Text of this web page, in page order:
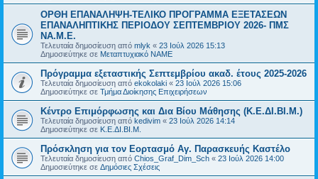
ΟΡΘΗ ΕΠΑΝΑΛΗΨΗ-ΤΕΛΙΚΟ ΠΡΟΓΡΑΜΜΑ ΕΞΕΤΑΣΕΩΝ
ΕΠΑΝΑΛΗΠΤΙΚΗΣ ΠΕΡΙΟΔΟΥ ΣΕΠΤΕΜΒΡΙΟΥ 2026- ΠΜΣ
ΝΑ.Μ.Ε.
Τελευταία δημοσίευση από mlyk « 23 Ιούλ 2026 15:13
Δημοσιεύτηκε σε Μεταπτυχιακό ΝΑΜΕ
Πρόγραμμα εξεταστικής Σεπτεμβρίου ακαδ. έτους 2025-2026
Τελευταία δημοσίευση από ekokolaki « 23 Ιούλ 2026 15:06
Δημοσιεύτηκε σε Τμήμα Διοίκησης Επιχειρήσεων
Κέντρο Επιμόρφωσης και Δια Βίου Μάθησης (Κ.Ε.ΔΙ.ΒΙ.Μ.)
Τελευταία δημοσίευση από kedivim « 23 Ιούλ 2026 14:14
Δημοσιεύτηκε σε Κ.Ε.ΔΙ.ΒΙ.Μ.
Πρόσκληση για τον Εορτασμό Αγ. Παρασκευής Καστέλο
Τελευταία δημοσίευση από Chios_Graf_Dim_Sch « 23 Ιούλ 2026 14:00
Δημοσιεύτηκε σε Δημόσιες Σχέσεις